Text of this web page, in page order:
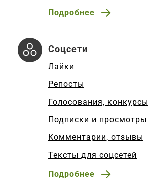
Подробнее
Соцсети
Лайки
Репосты
Голосования, конкурсы
Подписки и просмотры
Комментарии, отзывы
Тексты для соцсетей
Подробнее